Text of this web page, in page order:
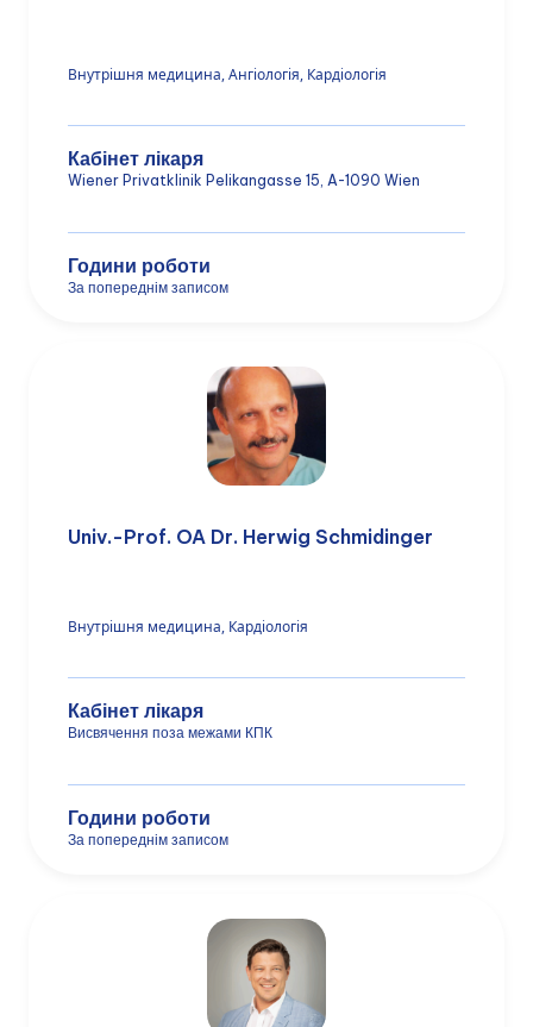
Внутрішня медицина, Ангіологія, Кардіологія
Кабінет лікаря
Wiener Privatklinik Pelikangasse 15, A-1090 Wien
Години роботи
За попереднім записом
Univ.-Prof. OA Dr. Herwig Schmidinger
Внутрішня медицина, Кардіологія
Кабінет лікаря
Висвячення поза межами КПК
Години роботи
За попереднім записом